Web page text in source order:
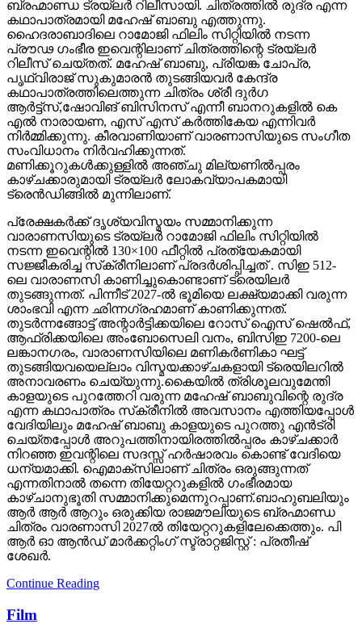
ബ്രഹ്മാണ്ഡ ട്രയ്ലർ റിലീസായി. ചിത്രത്തിൽ രുദ്ര എന്ന
കഥാപാത്രമായി മഹേഷ് ബാബു എത്തുന്നു.
ഹൈദരാബാദിലെ റാമോജി ഫിലിം സിറ്റിയിൽ നടന്ന
പ്രൗഢ ഗംഭീര ഇവെന്റിലാണ് ചിത്രത്തിന്റെ ട്രയ്ലർ
റിലീസ് ചെയ്തത്. മഹേഷ് ബാബു, പ്രിയങ്ക ചോപ്ര,
പൃഥ്വിരാജ് സുകുമാരൻ തുടങ്ങിയവർ കേന്ദ്ര
കഥാപാത്രത്തിലെത്തുന്ന ചിത്രം ശ്രീ ദുർഗ
ആർട്ട്സ്,ഷോവിങ് ബിസിനസ് എന്നീ ബാനറുകളിൽ കെ
എൽ നാരായണ, എസ് എസ് കർത്തികേയ എന്നിവർ
നിർമ്മിക്കുന്നു. കീരവാണിയാണ് വാരണാസിയുടെ സംഗീത
സംവിധാനം നിർവഹിക്കുന്നത്.
മണിക്കൂറുകൾക്കുള്ളിൽ അഞ്ചു മില്യണിൽപ്പരം
കാഴ്ചക്കാരുമായി ട്രയ്ലർ ലോകവ്യാപകമായി
ട്രെൻഡിങ്ങിൽ മുന്നിലാണ്.
പ്രേക്ഷകർക്ക് ദൃശ്യവിസ്മയം സമ്മാനിക്കുന്ന
വാരാണസിയുടെ ട്രയ്ലർ റാമോജി ഫിലിം സിറ്റിയിൽ
നടന്ന ഇവെന്റിൽ 130×100 ഫീറ്റിൽ പ്രത്യേകമായി
സജ്ജീകരിച്ച സ്‌ക്രീനിലാണ് പ്രദർശിപ്പിച്ചത് . സിഇ 512-
ലെ വാരാണസി കാണിച്ചുകൊണ്ടാണ് ട്രെയിലര്‍
തുടങ്ങുന്നത്. പിന്നീട് 2027-ല്‍ ഭൂമിയെ ലക്ഷ്യമാക്കി വരുന്ന
ശാംഭവി എന്ന ഛിന്നഗ്രഹമാണ് കാണിക്കുന്നത്.
തുടര്‍ന്നങ്ങോട്ട് അന്റാര്‍ട്ടിക്കയിലെ റോസ് ഐസ് ഷെല്‍ഫ്,
ആഫ്രിക്കയിലെ അംബോസെലി വനം, ബിസിഇ 7200-ലെ
ലങ്കാനഗരം, വാരാണസിയിലെ മണികര്‍ണികാ ഘട്ട്
തുടങ്ങിയവയെല്ലാം വിസ്മയക്കാഴ്ചകളായി ട്രെയിലറില്‍
അനാവരണം ചെയ്യുന്നു.കൈയില്‍ ത്രിശൂലവുമേന്തി
കാളയുടെ പുറത്തേറി വരുന്ന മഹേഷ് ബാബുവിന്റെ രുദ്ര
എന്ന കഥാപാത്രം സ്‌ക്രീനിൽ അവസാനം എത്തിയപ്പോൾ
വേദിയിലും മഹേഷ് ബാബു കാളയുടെ പുറത്തു എൻട്രി
ചെയ്തപ്പോൾ അറുപത്തിനായിരത്തിൽപ്പരം കാഴ്ചക്കാർ
നിറഞ്ഞ ഇവന്റിലെ സദസ്സ് ഹർഷാരവം കൊണ്ട് വേദിയെ
ധന്യമാക്കി. ഐമാക്‌സിലാണ് ചിത്രം ഒരുങ്ങുന്നത്
എന്നതിനാല്‍ തന്നെ തിയേറ്ററുകളില്‍ ഗംഭീരമായ
കാഴ്ചാനുഭൂതി സമ്മാനിക്കുമെന്നുറപ്പാണ്.ബാഹുബലിയും
ആർ ആർ ആറും ഒരുക്കിയ രാജമൗലിയുടെ ബ്രഹ്മാണ്ഡ
ചിത്രം വാരണാസി 2027ൽ തിയേറ്ററുകളിലേക്കെത്തും. പി
ആർ ഓ ആൻഡ് മാർക്കറ്റിംഗ് സ്ട്രാറ്റജിസ്റ്റ് : പ്രതീഷ്
ശേഖർ.
Continue Reading
Film